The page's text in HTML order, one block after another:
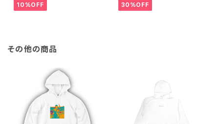
10%OFF 30%OFF
その他の商品